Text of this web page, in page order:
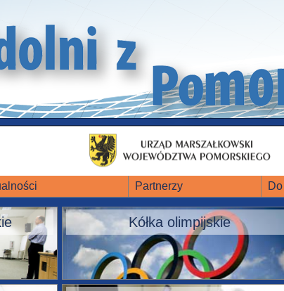
Partnerzy
Kółka olimpijskie